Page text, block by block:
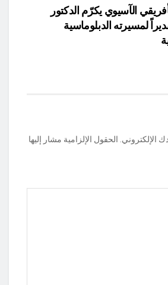
الآسيوي يكرّم الدكتور
لمسيرته الدبلوماسية
الإلكتروني. الحقول الإلزامية مشار إليها